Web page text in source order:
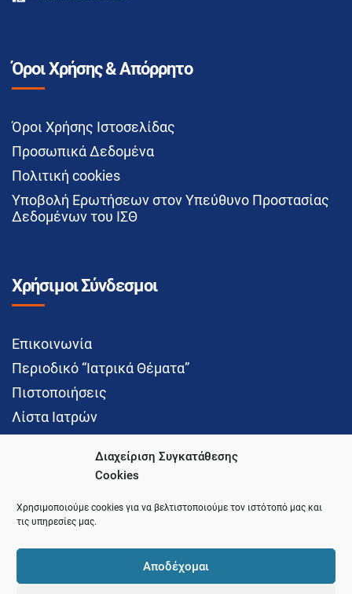
Διαχείριση Συγκατάθεσης
Cookies
Χρησιμοποιούμε cookies για να βελτιστοποιούμε τον ιστότοπό μας και
τις υπηρεσίες μας.
Αποδέχομαι
Όροι Χρήσης & Απόρρητο
Όροι Χρήσης Ιστοσελίδας
Προσωπικά Δεδομένα
Πολιτική cookies
Υποβολή Ερωτήσεων στον Υπεύθυνο Προστασίας
Δεδομένων του ΙΣΘ
Χρήσιμοι Σύνδεσμοι
Επικοινωνία
Περιοδικό “Ιατρικά Θέματα”
Πιστοποιήσεις
Λίστα Ιατρών
Social Media